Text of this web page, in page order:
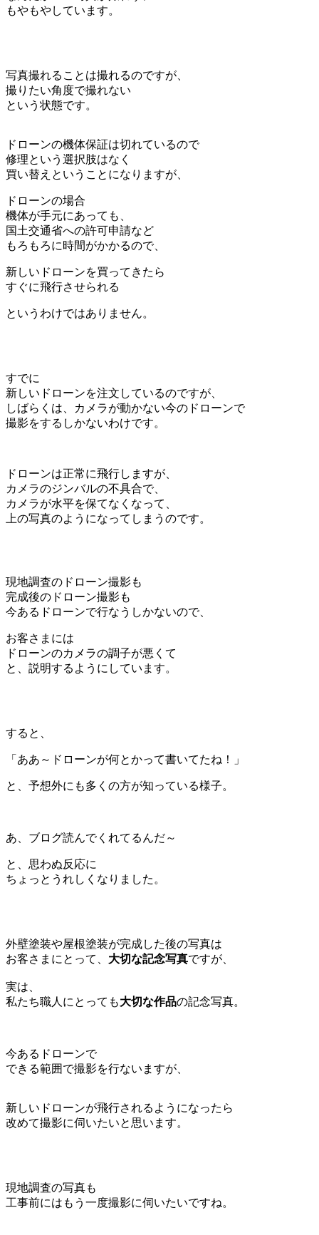
もやもやしています。
写真撮れることは撮れるのですが、
撮りたい角度で撮れない
という状態です。
ドローンの機体保証は切れているので
修理という選択肢はなく
買い替えということになりますが、
ドローンの場合
機体が手元にあっても、
国土交通省への許可申請など
もろもろに時間がかかるので、
新しいドローンを買ってきたら
すぐに飛行させられる
というわけではありません。
すでに
新しいドローンを注文しているのですが、
しばらくは、カメラが動かない今のドローンで
撮影をするしかないわけです。
ドローンは正常に飛行しますが、
カメラのジンバルの不具合で、
カメラが水平を保てなくなって、
上の写真のようになってしまうのです。
現地調査のドローン撮影も
完成後のドローン撮影も
今あるドローンで行なうしかないので、
お客さまには
ドローンのカメラの調子が悪くて
と、説明するようにしています。
すると、
「ああ～ドローンが何とかって書いてたね！」
と、予想外にも多くの方が知っている様子。
あ、ブログ読んでくれてるんだ～
と、思わぬ反応に
ちょっとうれしくなりました。
外壁塗装や屋根塗装が完成した後の写真は
お客さまにとって、 大切な記念写真ですが、
実は、
私たち職人にとっても大切な作品の記念写真。
今あるドローンで
できる範囲で撮影を行ないますが、
新しいドローンが飛行されるようになったら
改めて撮影に伺いたいと思います。
現地調査の写真も
工事前にはもう一度撮影に伺いたいですね。